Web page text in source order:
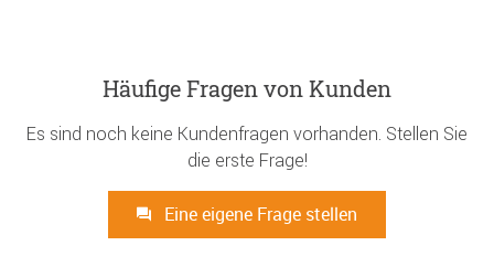
Häufige Fragen von Kunden
Es sind noch keine Kundenfragen vorhanden. Stellen Sie
die erste Frage!
Eine eigene Frage stellen